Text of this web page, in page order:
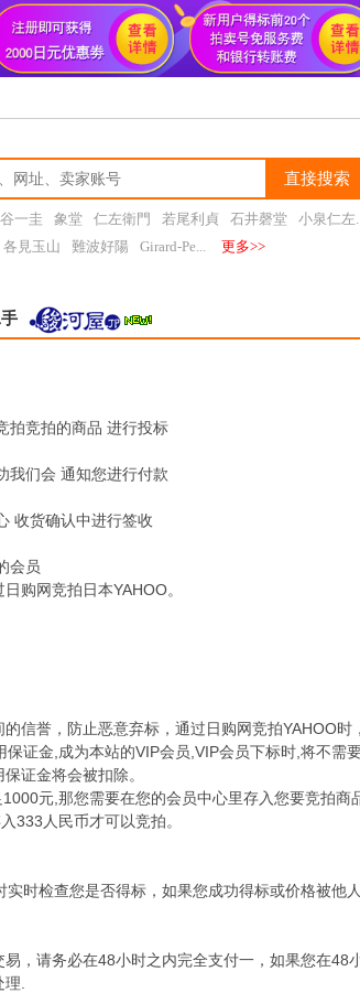
直接搜索
一圭 象堂 仁左衛門 若尾利貞 石井磬堂 小泉仁左
各見玉山 難波好陽 Girard-Pe... 更多>>
拍竞拍的商品 进行投标
我们会 通知您进行付款
收货确认中进行签收
会员
购网竞拍日本YAHOO。
信誉，防止恶意弃标，通过日购网竞拍YAHOO时
保证金,成为本站的VIP会员,VIP会员下标时,将不
证金将会被扣除。
元,那您需要在您的会员中心里存入您要竞拍
333人民币才可以竞拍。
时检查您是否得标，如果您成功得标或价格被他
，请务必在48小时之内完全支付一，如果您在
.